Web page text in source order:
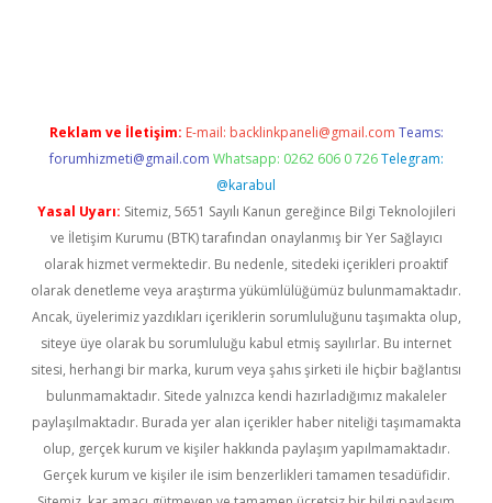
Reklam ve İletişim: E-mail: backlinkpaneli@gmail.com Teams:
forumhizmeti@gmail.com Whatsapp: 0262 606 0 726 Telegram:
@karabul
Yasal Uyarı: Sitemiz, 5651 Sayılı Kanun gereğince Bilgi Teknolojileri
ve İletişim Kurumu (BTK) tarafından onaylanmış bir Yer Sağlayıcı
olarak hizmet vermektedir. Bu nedenle, sitedeki içerikleri proaktif
olarak denetleme veya araştırma yükümlülüğümüz bulunmamaktadır.
Ancak, üyelerimiz yazdıkları içeriklerin sorumluluğunu taşımakta olup,
siteye üye olarak bu sorumluluğu kabul etmiş sayılırlar. Bu internet
sitesi, herhangi bir marka, kurum veya şahıs şirketi ile hiçbir bağlantısı
bulunmamaktadır. Sitede yalnızca kendi hazırladığımız makaleler
paylaşılmaktadır. Burada yer alan içerikler haber niteliği taşımamakta
olup, gerçek kurum ve kişiler hakkında paylaşım yapılmamaktadır.
Gerçek kurum ve kişiler ile isim benzerlikleri tamamen tesadüfidir.